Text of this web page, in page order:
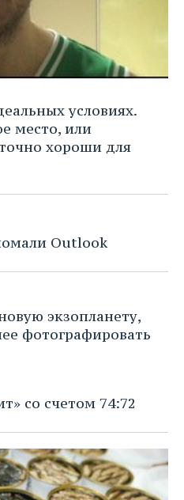
условиях.
место, или
хороши для
Outlook
экзопланету,
фотографировать
со счетом 74:72